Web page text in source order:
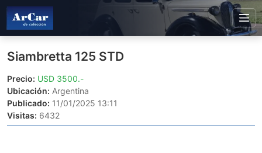
Siambretta 125 STD
Precio: USD 3500.-
Ubicación: Argentina
Publicado: 11/01/2025 13:11
Visitas: 6432